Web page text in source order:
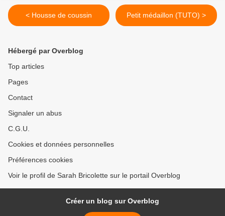
< Housse de coussin Petit médaillon (TUTO) >
Hébergé par Overblog
Top articles
Pages
Contact
Signaler un abus
C.G.U.
Cookies et données personnelles
Préférences cookies
Voir le profil de Sarah Bricolette sur le portail Overblog
Créer un blog sur Overblog